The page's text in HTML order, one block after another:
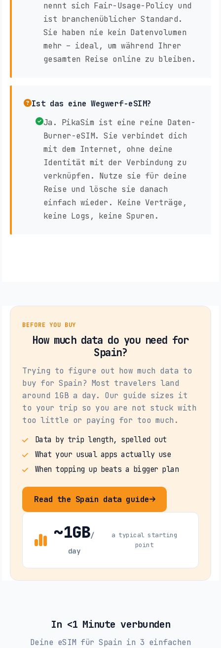
nennt sich Fair-Usage-Policy und
ist branchenüblicher Standard.
Sie haben nie kein Datenvolumen
mehr – ideal, um während Ihrer
gesamten Reise online zu bleiben.
Ist das eine Wegwerf-eSIM?
Ja. PikaSim ist eine reine Daten-
Burner-eSIM. Sie verbindet dich
mit dem Internet, ohne deine
Identität mit der Verbindung zu
verknüpfen. Nutze sie für deine
Reise und lösche sie danach
einfach wieder. Keine Verträge,
keine Logs, keine Spuren.
BEFORE YOU BUY
How much data do you need for
Spain?
Trying to figure out how much data to
buy for Spain? Most travelers land
around 1GB a day. Our guide sizes it
to your trip so you are not stuck with
too little or paying for too much.
Data by trip length, spelled out
What your usual apps actually use
When topping up beats a bigger plan
Read the Spain data guide
~1GB/
day
a typical starting
point
In <1 Minute verbunden
Deine eSIM für Spain in 3 einfachen